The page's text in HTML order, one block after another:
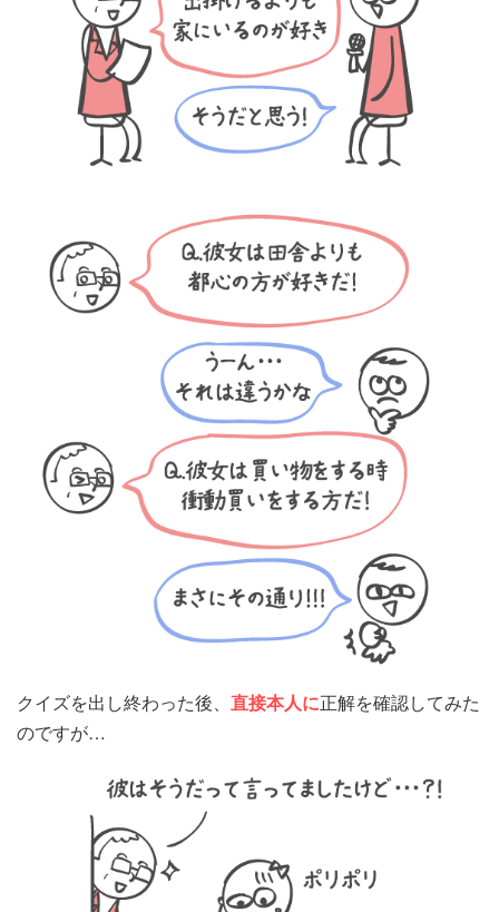
クイズを出し終わった後、 直接本人に正解を確認してみた
のですが…